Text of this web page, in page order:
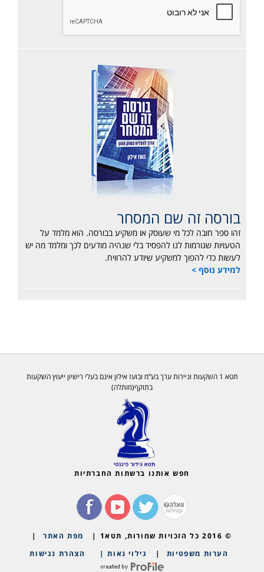
בורסה זה שם המסחר
זהו ספר חובה לכל מי שעוסק או משקיע בבורסה. הוא מלמד על
הטעויות שגורמות לנו להפסיד בלי שנהיה מודעים לכך ומלמד מה יש
לעשות כדי להפוך למשקיע שיודע להרוויח.
למידע נוסף >
תטא 1 השקעות וניירות ערך בע”מ ובועז אילון אינם בעלי רישיון ייעוץ השקעות
בתוקף(מותלה)
חפש אותנו ברשתות החברתיות
© 2016 כל הזכויות שמורות, תטא1 | מפת האתר
|
הערות משפטיות
| גילוי נאות | הצהרת נגישות